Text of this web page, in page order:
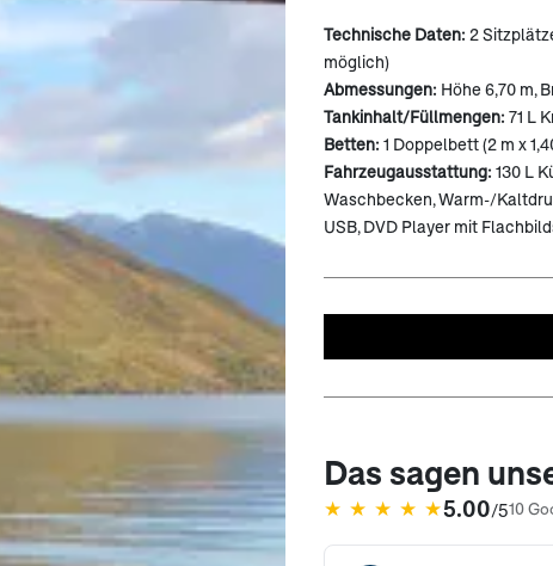
Technische Daten: 2
möglich)
Abmessungen: Höhe 6,70 m,
Tankinhalt/Füllmengen: 71 L
Betten: 1 Doppelbett (2 m x
Fahrzeugausstattung: 130 L
Waschbecken, Warm-/
USB, DVD Player mit
Das sagen
★ ★ ★ ★ ★5.00/510
(öffnet in neuem Tab)